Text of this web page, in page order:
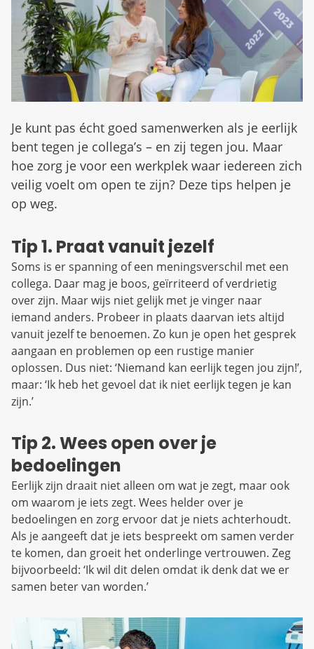
d
b
e
z
i
Je kunt pas écht goed samenwerken als je eerlijk
bent tegen je collega’s – en zij tegen jou. Maar
hoe zorg je voor een werkplek waar iedereen zich
veilig voelt om open te zijn? Deze tips helpen je
op weg.
Tip 1. Praat vanuit jezelf
Soms is er spanning of een meningsverschil met een
collega. Daar mag je boos, geïrriteerd of verdrietig
over zijn. Maar wijs niet gelijk met je vinger naar
iemand anders. Probeer in plaats daarvan iets altijd
vanuit jezelf te benoemen. Zo kun je open het gesprek
aangaan en problemen op een rustige manier
oplossen. Dus niet: ‘Niemand kan eerlijk tegen jou zijn!’,
maar: ‘Ik heb het gevoel dat ik niet eerlijk tegen je kan
zijn.’
Tip 2. Wees open over je
bedoelingen
Eerlijk zijn draait niet alleen om wat je zegt, maar ook
om waarom je iets zegt. Wees helder over je
bedoelingen en zorg ervoor dat je niets achterhoudt.
Als je aangeeft dat je iets bespreekt om samen verder
te komen, dan groeit het onderlinge vertrouwen. Zeg
bijvoorbeeld: ‘Ik wil dit delen omdat ik denk dat we er
samen beter van worden.’